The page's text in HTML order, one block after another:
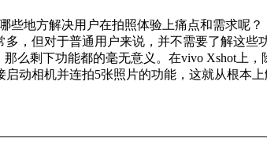
些地方解决用户在拍照体验上痛点和需求呢？
，但对于普通用户来说，并不需要了解这些
么剩下功能都的毫无意义。在vivo Xshot上
动相机并连拍5张照片的功能，这就从根本